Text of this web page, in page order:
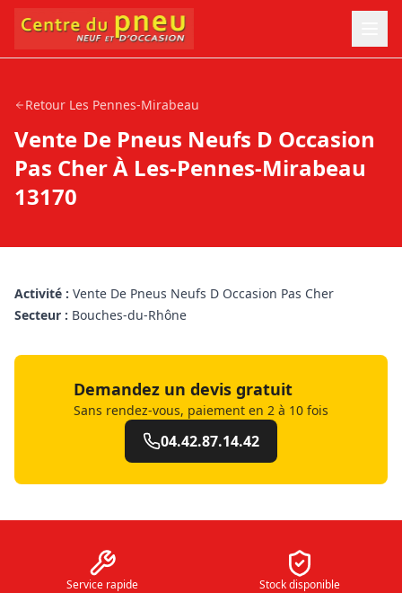
Retour Les Pennes-Mirabeau
Vente De Pneus Neufs D Occasion
Pas Cher À Les-Pennes-Mirabeau
13170
Activité : Vente De Pneus Neufs D Occasion Pas Cher
Secteur : Bouches-du-Rhône
Demandez un devis gratuit
Sans rendez-vous, paiement en 2 à 10 fois
04.42.87.14.42
Service rapide Stock disponible